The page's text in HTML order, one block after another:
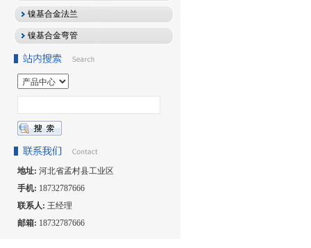
镍基合金法兰
镍基合金弯管
地址: 河北省孟村县工业区
手机: 18732787666
联系人: 王经理
邮箱: 18732787666